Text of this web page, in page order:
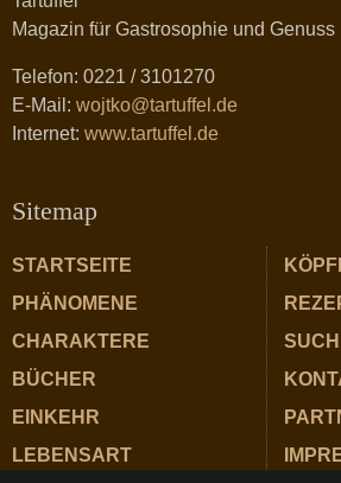
Magazin für Gastrosophie und Genuss
Telefon: 0221 / 3101270
E-Mail: wojtko@tartuffel.de
Internet: www.tartuffel.de
Sitemap
STARTSEITE
PHÄNOMENE
CHARAKTERE
BÜCHER
EINKEHR
LEBENSART